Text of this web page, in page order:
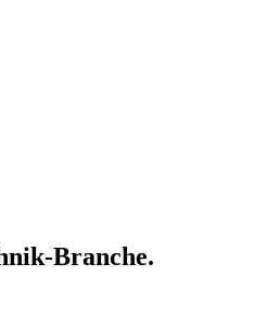
Branche.